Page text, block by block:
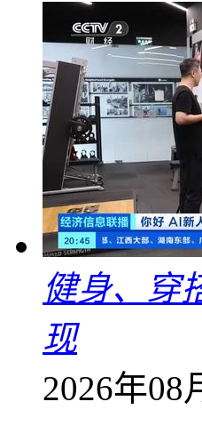
健身、穿
现
2026年08